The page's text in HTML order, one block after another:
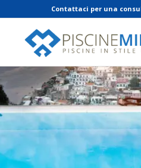
Contattaci per una